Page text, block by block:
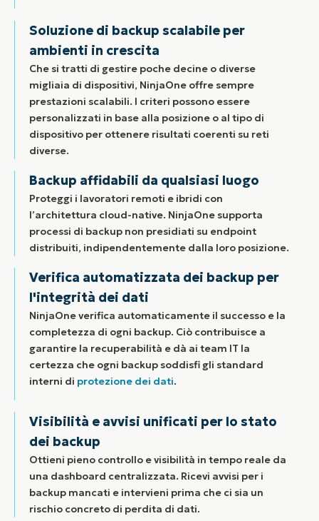
Soluzione di backup scalabile per
ambienti in crescita
Che si tratti di gestire poche decine o diverse
migliaia di dispositivi, NinjaOne offre sempre
prestazioni scalabili. I criteri possono essere
personalizzati in base alla posizione o al tipo di
dispositivo per ottenere risultati coerenti su reti
diverse.
Backup affidabili da qualsiasi luogo
Proteggi i lavoratori remoti e ibridi con
l’architettura cloud-native. NinjaOne supporta
processi di backup non presidiati su endpoint
distribuiti, indipendentemente dalla loro posizione.
Verifica automatizzata dei backup per
l'integrità dei dati
NinjaOne verifica automaticamente il successo e la
completezza di ogni backup. Ciò contribuisce a
garantire la recuperabilità e dà ai team IT la
certezza che ogni backup soddisfi gli standard
interni di protezione dei dati.
Visibilità e avvisi unificati per lo stato
dei backup
Ottieni pieno controllo e visibilità in tempo reale da
una dashboard centralizzata. Ricevi avvisi per i
backup mancati e intervieni prima che ci sia un
rischio concreto di perdita di dati.